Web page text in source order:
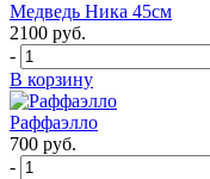
Медведь Ника 45см
2100 руб.
-
В корзину
Раффаэлло
700 руб.
-